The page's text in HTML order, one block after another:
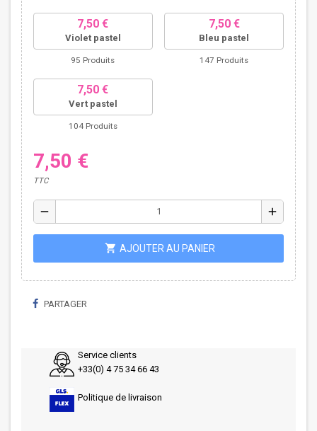
7,50 €
Violet pastel
95 Produits
7,50 €
Bleu pastel
147 Produits
7,50 €
Vert pastel
104 Produits
7,50 €
TTC
remove add
shopping_cart AJOUTER AU PANIER
PARTAGER
Service clients
+33(0) 4 75 34 66 43
Politique de livraison